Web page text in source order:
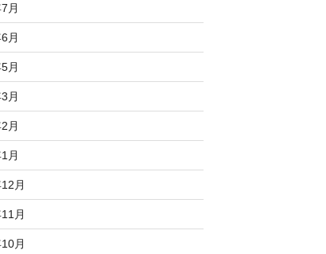
月
月
月
月
月
月
月
月
月